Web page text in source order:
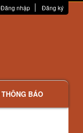
Đăng nhập Đăng ký
THÔNG BÁO